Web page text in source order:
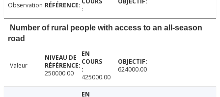
Observation
Number of rural people with access to an all-season
road
Valeur
250000.00
425000.00
624000.00